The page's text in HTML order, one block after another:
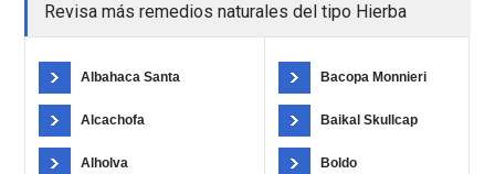
Revisa más remedios naturales del tipo Hierba
Albahaca Santa
Alcachofa
Alholva
Bacopa Monnieri
Baikal Skullcap
Boldo